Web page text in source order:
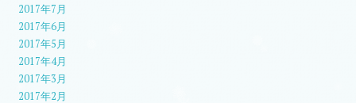
2017年7月
2017年6月
2017年5月
2017年4月
2017年3月
2017年2月